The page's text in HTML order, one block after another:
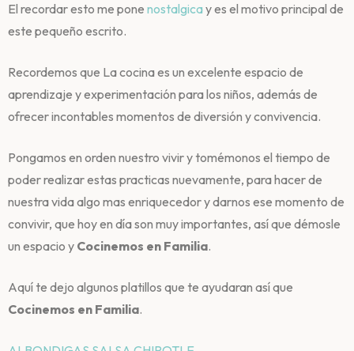
El recordar esto me pone nostalgicay es el motivo principal de
este pequeño escrito.
Recordemos que La cocina es un excelente espacio de
aprendizaje y experimentación para los niños, además de
ofrecer incontables momentos de diversión y convivencia.
Pongamos en orden nuestro vivir y tomémonos el tiempo de
poder realizar estas practicas nuevamente, para hacer de
nuestra vida algo mas enriquecedor y darnos ese momento de
convivir, que hoy en día son muy importantes, así que démosle
un espacio y Cocinemos en Familia.
Aquí te dejo algunos platillos que te ayudaran así que
Cocinemos en Familia.